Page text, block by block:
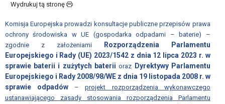
ZWIĄZKU
STATUT;
REGULAMIN
RADY
ZWIĄZKU;
REGULAMIN
ZGROMADZENIA
Wydrukuj tą stronę
Komisja Europejska prowadzi konsultacje publiczne przepisów prawa
ochrony środowiska w UE (gospodarka odpadami – baterie) –
zgodnie z założeniami
Rozporządzenia Parlamentu
Europejskiego i Rady (UE) 2023/1542 z dnia 12 lipca 2023 r. w
sprawie baterii i zużytych baterii oraz Dyrektywy Parlamentu
Europejskiego i Rady 2008/98/WE z dnia 19 listopada 2008 r. w
sprawie odpadów–projekt rozporządzenia wykonawczego
ustanawiającego zasady stosowania rozporządzenia Parlamentu